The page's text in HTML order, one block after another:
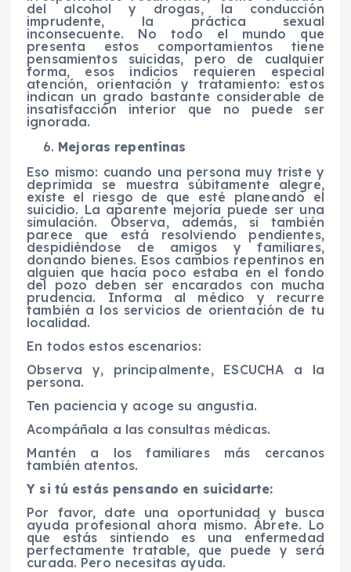
del alcohol y drogas, la conducción
imprudente, la práctica sexual
inconsecuente. No todo el mundo que
presenta estos comportamientos tiene
pensamientos suicidas, pero de cualquier
forma, esos indicios requieren especial
atención, orientación y tratamiento: estos
indican un grado bastante considerable de
insatisfacción interior que no puede ser
ignorada.
Mejoras repentinas
Eso mismo: cuando una persona muy triste y
deprimida se muestra súbitamente alegre,
existe el riesgo de que esté planeando el
suicidio. La aparente mejoría puede ser una
simulación. Observa, además, si también
parece que está resolviendo pendientes,
despidiéndose de amigos y familiares,
donando bienes. Esos cambios repentinos en
alguien que hacía poco estaba en el fondo
del pozo deben ser encarados con mucha
prudencia. Informa al médico y recurre
también a los servicios de orientación de tu
localidad.
En todos estos escenarios:
Observa y, principalmente, ESCUCHA a la
persona.
Ten paciencia y acoge su angustia.
Acompáñala a las consultas médicas.
Mantén a los familiares más cercanos
también atentos.
Y si tú estás pensando en suicidarte:
Por favor, date una oportunidad y busca
ayuda profesional ahora mismo. Ábrete. Lo
que estás sintiendo es una enfermedad
perfectamente tratable, que puede y será
curada. Pero necesitas ayuda.